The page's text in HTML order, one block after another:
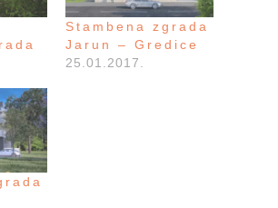
Stambena zgrada
Jarun – Gredice
25.01.2017.